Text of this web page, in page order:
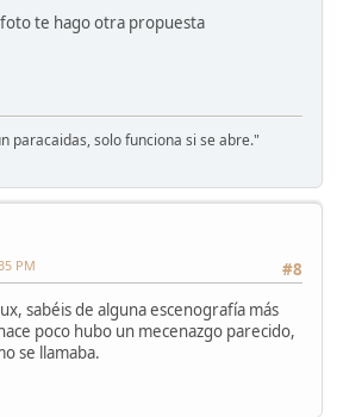
te hago otra propuesta
paracaidas, solo funciona si se abre."
#8
PM
sabéis de alguna escenografía más
poco hubo un mecenazgo parecido,
se llamaba.